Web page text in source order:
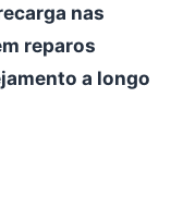
nas
reparos
a longo